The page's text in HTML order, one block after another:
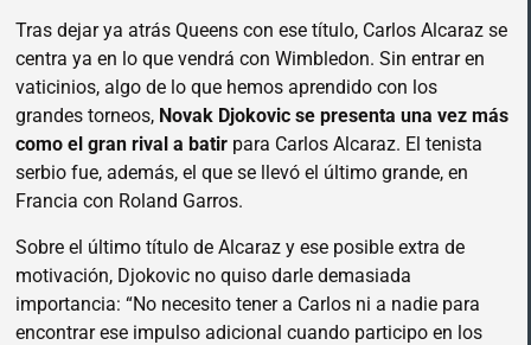
Tras dejar ya atrás Queens con ese título, Carlos Alcaraz se
centra ya en lo que vendrá con Wimbledon. Sin entrar en
vaticinios, algo de lo que hemos aprendido con los
grandes torneos, Novak Djokovic se presenta una vez más
como el gran rival a batir para Carlos Alcaraz. El tenista
serbio fue, además, el que se llevó el último grande, en
Francia con Roland Garros.
Sobre el último título de Alcaraz y ese posible extra de
motivación, Djokovic no quiso darle demasiada
importancia: “No necesito tener a Carlos ni a nadie para
encontrar ese impulso adicional cuando participo en los